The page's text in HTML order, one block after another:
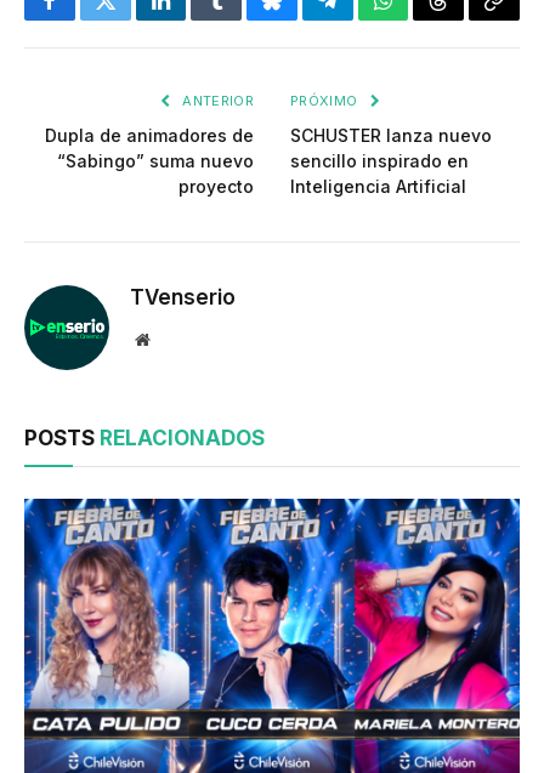
FacebookTwitterLinkedInTumblrBlueskyTelegramWhatsApp
Threads
ANTERIOR
Dupla de animadores de
“Sabingo” suma nuevo
proyecto
PRÓXIMO
SCHUSTER lanza nuevo
sencillo inspirado en
Inteligencia Artificial
TVenserio
Website
POSTS RELACIONADOS